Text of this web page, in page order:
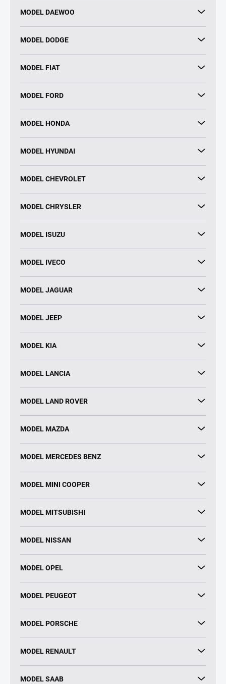
MODEL DAEWOO
MODEL DODGE
MODEL FIAT
MODEL FORD
MODEL HONDA
MODEL HYUNDAI
MODEL CHEVROLET
MODEL CHRYSLER
MODEL ISUZU
MODEL IVECO
MODEL JAGUAR
MODEL JEEP
MODEL KIA
MODEL LANCIA
MODEL LAND ROVER
MODEL MAZDA
MODEL MERCEDES BENZ
MODEL MINI COOPER
MODEL MITSUBISHI
MODEL NISSAN
MODEL OPEL
MODEL PEUGEOT
MODEL PORSCHE
MODEL RENAULT
MODEL SAAB